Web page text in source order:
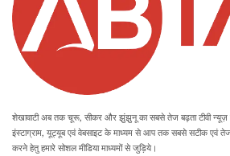
शेखावाटी अब तक चूरू, सीकर और झुंझुनू का सबसे तेज बढ़ता टीवी न्यूज़
इंस्टाग्राम, यूट्यूब एवं वेबसाइट के माध्यम से आप तक सबसे सटीक एवं
करने हेतु हमारे सोशल मीडिया माध्यमों से जुड़िये।